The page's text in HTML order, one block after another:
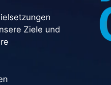
Ziele und